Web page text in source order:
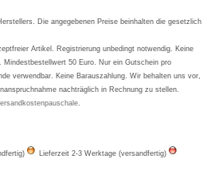
Die angegebenen Preise beinhalten die gesetzlich
Artikel. Registrierung unbedingt notwendig. Keine
Mindestbestellwert 50 Euro. Nur ein Gutschein pro
verwendbar. Keine Barauszahlung. Wir behalten uns vor,
nachträglich in Rechnung zu stellen.
.
Lieferzeit 2-3 Werktage (versandfertig)